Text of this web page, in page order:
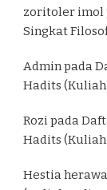
zoritoler imol
Singkat
Adminpada
Hadits
Rozipada
Hadits
Hestia